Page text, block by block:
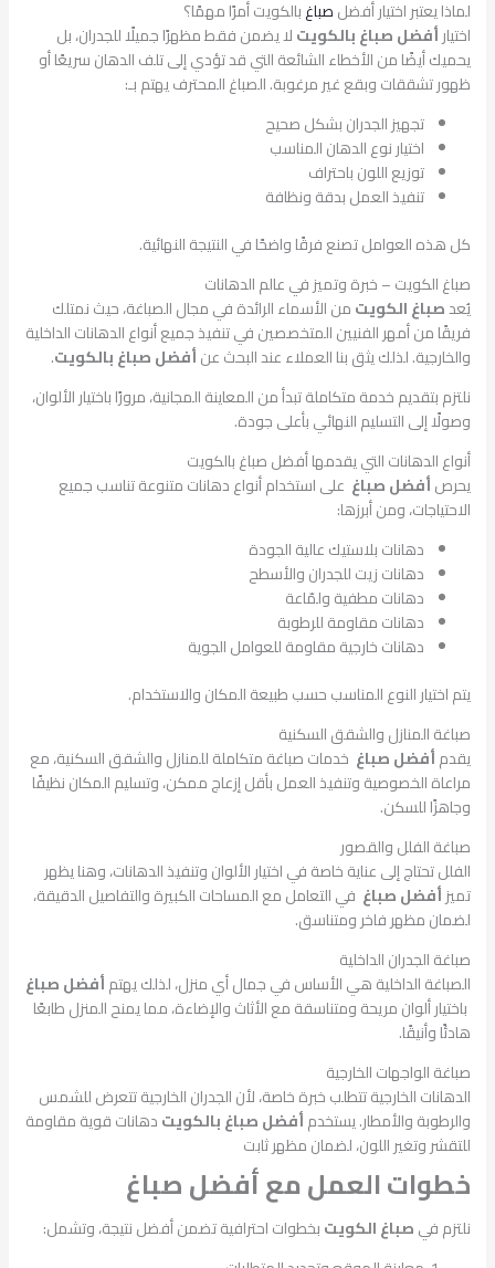
لماذا يعتبر اختيار أفضلصباغبالكويت أمرًا مهمًا؟
اختيارأفضل صباغ بالكويتلا يضمن فقط مظهرًا جميلًا للجدران، بل
يحميك أيضًا من الأخطاء الشائعة التي قد تؤدي إلى تلف الدهان سريعًا أو
ظهور تشققات وبقع غير مرغوبة. الصباغ المحترف يهتم بـ:
تجهيز الجدران بشكل صحيح
اختيار نوع الدهان المناسب
توزيع اللون باحتراف
تنفيذ العمل بدقة ونظافة
كل هذه العوامل تصنع فرقًا واضحًا في النتيجة النهائية.
صباغ الكويت – خبرة وتميز في عالم الدهانات
يُعدصباغ الكويتمن الأسماء الرائدة في مجال الصباغة، حيث نمتلك
فريقًا من أمهر الفنيين المتخصصين في تنفيذ جميع أنواع الدهانات الداخلية
والخارجية. لذلك يثق بنا العملاء عند البحث عنأفضل صباغ بالكويت.
نلتزم بتقديم خدمة متكاملة تبدأ من المعاينة المجانية، مرورًا باختيار الألوان،
وصولًا إلى التسليم النهائي بأعلى جودة.
أنواع الدهانات التي يقدمها أفضل صباغ بالكويت
يحرصأفضل صباغ على استخدام أنواع دهانات متنوعة تناسب جميع
الاحتياجات، ومن أبرزها:
دهانات بلاستيك عالية الجودة
دهانات زيت للجدران والأسطح
دهانات مطفية ولمّاعة
دهانات مقاومة للرطوبة
دهانات خارجية مقاومة للعوامل الجوية
يتم اختيار النوع المناسب حسب طبيعة المكان والاستخدام.
صباغة المنازل والشقق السكنية
يقدمأفضل صباغ خدمات صباغة متكاملة للمنازل والشقق السكنية، مع
مراعاة الخصوصية وتنفيذ العمل بأقل إزعاج ممكن، وتسليم المكان نظيفًا
وجاهزًا للسكن.
صباغة الفلل والقصور
الفلل تحتاج إلى عناية خاصة في اختيار الألوان وتنفيذ الدهانات، وهنا يظهر
تميزأفضل صباغ في التعامل مع المساحات الكبيرة والتفاصيل الدقيقة،
لضمان مظهر فاخر ومتناسق.
صباغة الجدران الداخلية
الصباغة الداخلية هي الأساس في جمال أي منزل، لذلك يهتمأفضل صباغ
باختيار ألوان مريحة ومتناسقة مع الأثاث والإضاءة، مما يمنح المنزل طابعًا
هادئًا وأنيقًا.
صباغة الواجهات الخارجية
الدهانات الخارجية تتطلب خبرة خاصة، لأن الجدران الخارجية تتعرض للشمس
والرطوبة والأمطار. يستخدمأفضل صباغ بالكويتدهانات قوية مقاومة
للتقشر وتغير اللون، لضمان مظهر ثابت
خطوات العمل مع أفضل صباغ
نلتزم فيصباغ الكويتبخطوات احترافية تضمن أفضل نتيجة، وتشمل: